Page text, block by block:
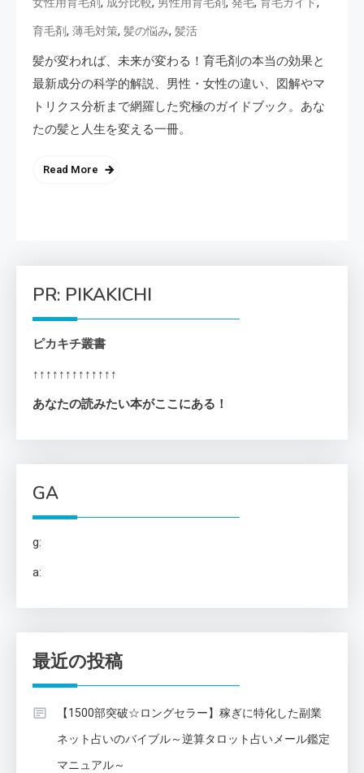
女性用育毛剤 成分比較 男性用育毛剤 発毛 育毛ガイド
育毛剤, 薄毛対策, 髪の悩み, 髪活
髪が変われば、未来が変わる！育毛剤の本当の効果と
最新成分の科学的解説、男性・女性の違い、図解やマ
トリクス分析まで網羅した究極のガイドブック。あな
たの髪と人生を変える一冊。
Read More
PR: PIKAKICHI
ピカキチ叢書
↑↑↑↑↑↑↑↑↑↑↑↑↑
あなたの読みたい本がここにある！
GA
g:
a:
最近の投稿
【1500部突破☆ロングセラー】稼ぎに特化した副業
ネット占いのバイブル～逆算タロット占いメール鑑定
マニュアル～